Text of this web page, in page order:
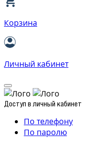
Корзина
Личный кабинет
Доступ в личный кабинет
По телефону
По паролю